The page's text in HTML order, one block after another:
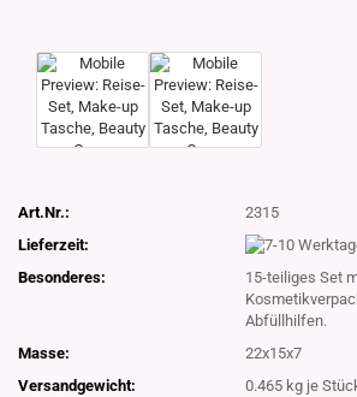
Art.Nr.:
2315
Lieferzeit:
Besonderes:
15-teiliges Set
Abfüllhilfen.
Masse:
22x15x7
Versandgewicht:
0.465 kg je